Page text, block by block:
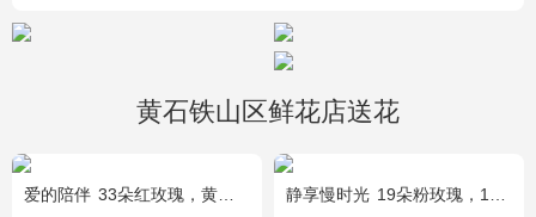
黄石铁山区鲜花店送花
爱的陪伴 33朵红玫瑰，黄莺间插点缀，白色满天星外围点缀搭配 静享慢时光 19朵粉玫瑰，1枝粉色绣球，粉色洋桔梗、白色乒乓菊、尤加利搭配